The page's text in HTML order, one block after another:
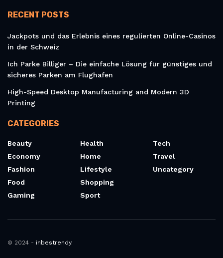
RECENT POSTS
Jackpots und das Erlebnis eines regulierten Online-Casinos
in der Schweiz
Ich Parke Billiger – Die einfache Lösung für günstiges und
sicheres Parken am Flughafen
High-Speed Desktop Manufacturing and Modern 3D
Printing
CATEGORIES
Beauty
Economy
Fashion
Food
Gaming
Health
Home
Lifestyle
Shopping
Sport
Tech
Travel
Uncategory
© 2024 - inbestrendy.